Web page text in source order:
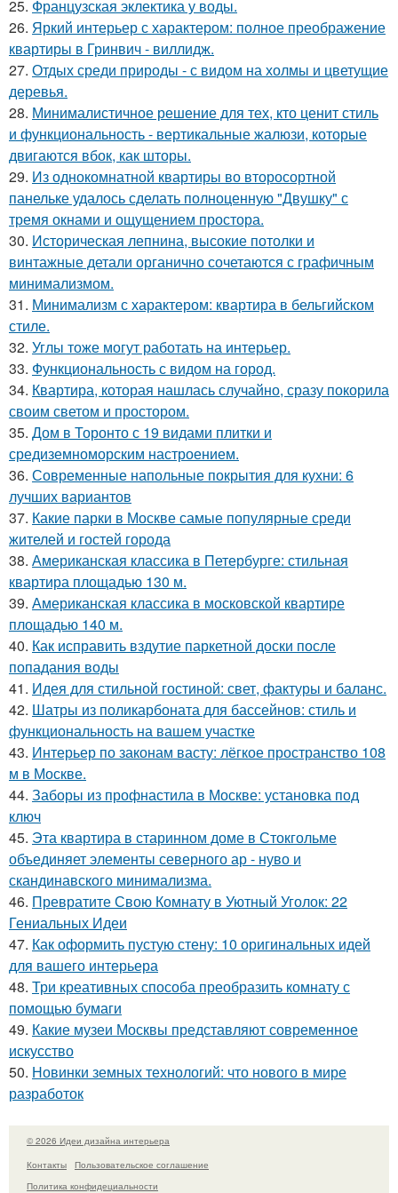
25. Французская эклектика у воды.
26. Яркий интерьер с характером: полное преображение
квартиры в Гринвич - виллидж.
27. Отдых среди природы - с видом на холмы и цветущие
деревья.
28. Минималистичное решение для тех, кто ценит стиль
и функциональность - вертикальные жалюзи, которые
двигаются вбок, как шторы.
29. Из однокомнатной квартиры во второсортной
панельке удалось сделать полноценную "Двушку" с
тремя окнами и ощущением простора.
30. Историческая лепнина, высокие потолки и
винтажные детали органично сочетаются с графичным
минимализмом.
31. Минимализм с характером: квартира в бельгийском
стиле.
32. Углы тоже могут работать на интерьер.
33. Функциональность с видом на город.
34. Квартира, которая нашлась случайно, сразу покорила
своим светом и простором.
35. Дом в Торонто с 19 видами плитки и
средиземноморским настроением.
36. Современные напольные покрытия для кухни: 6
лучших вариантов
37. Какие парки в Москве самые популярные среди
жителей и гостей города
38. Американская классика в Петербурге: стильная
квартира площадью 130 м.
39. Американская классика в московской квартире
площадью 140 м.
40. Как исправить вздутие паркетной доски после
попадания воды
41. Идея для стильной гостиной: свет, фактуры и баланс.
42. Шатры из поликарбоната для бассейнов: стиль и
функциональность на вашем участке
43. Интерьер по законам васту: лёгкое пространство 108
м в Москве.
44. Заборы из профнастила в Москве: установка под
ключ
45. Эта квартира в старинном доме в Стокгольме
объединяет элементы северного ар - нуво и
скандинавского минимализма.
46. Превратите Свою Комнату в Уютный Уголок: 22
Гениальных Идеи
47. Как оформить пустую стену: 10 оригинальных идей
для вашего интерьера
48. Три креативных способа преобразить комнату с
помощью бумаги
49. Какие музеи Москвы представляют современное
искусство
50. Новинки земных технологий: что нового в мире
разработок
© 2026 Идеи дизайна интерьера
Контакты
Пользовательское соглашение
Политика конфидециальности